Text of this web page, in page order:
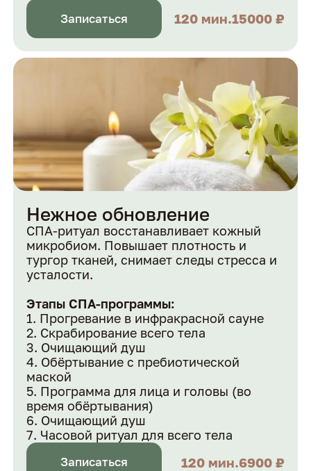
Записаться 120 мин.15000 ₽
Нежное обновление
СПА-ритуал восстанавливает кожный
микробиом. Повышает плотность и
тургор тканей, снимает следы стресса и
усталости.
Этапы СПА-программы:
Прогревание в инфракрасной сауне
Скрабирование всего тела
Очищающий душ
Обёртывание с пребиотической
маской
Программа для лица и головы (во
время обёртывания)
Очищающий душ
Часовой ритуал для всего тела
Записаться 120 мин.6900 ₽